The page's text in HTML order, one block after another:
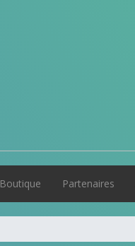
Boutique Partenaires